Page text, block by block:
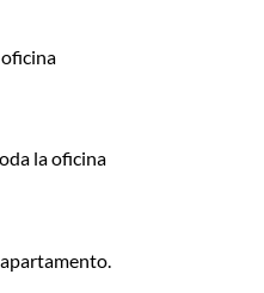
la oficina